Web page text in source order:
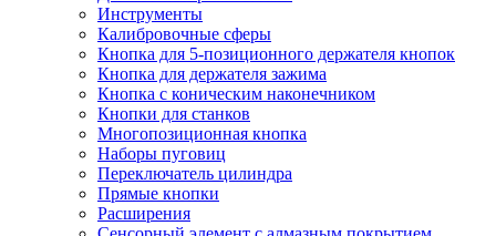
Инструменты
Калибровочные сферы
Кнопка для 5-позиционного держателя кнопок
Кнопка для держателя зажима
Кнопка с коническим наконечником
Кнопки для станков
Многопозиционная кнопка
Наборы пуговиц
Переключатель цилиндра
Прямые кнопки
Расширения